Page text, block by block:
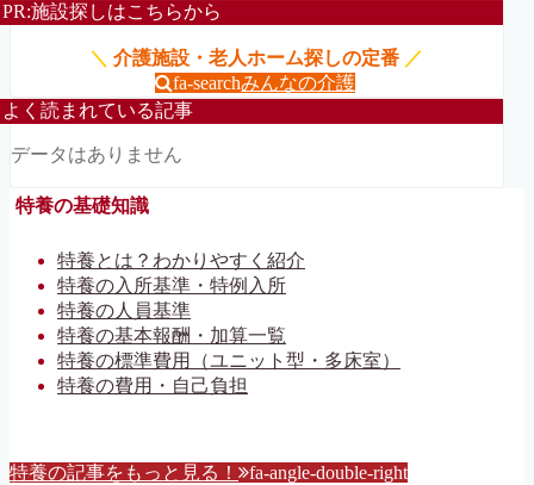
PR:施設探しはこちらから
＼ 介護施設・老人ホーム探しの定番 ／
fa-searchみんなの介護
よく読まれている記事
データはありません
特養の基礎知識
特養とは？わかりやすく紹介
特養の入所基準・特例入所
特養の人員基準
特養の基本報酬・加算一覧
特養の標準費用（ユニット型・多床室）
特養の費用・自己負担
特養の記事をもっと見る！ fa-angle-double-right